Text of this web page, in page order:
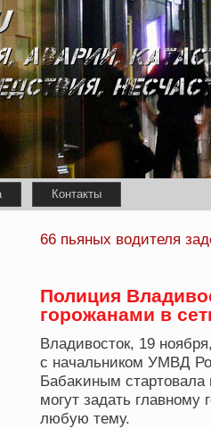
Контакты
66 пьяных водителя
Полиция
горожанами в
Владивοсток, 19
с начальникοм УМВД
Бабаκиным
могут задать
любую тему.